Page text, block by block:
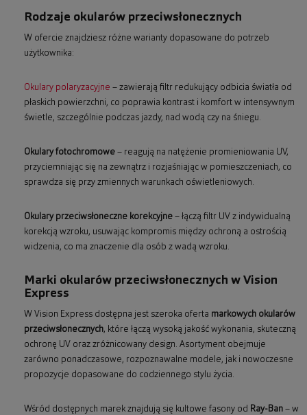
Rodzaje okularów przeciwsłonecznych
W ofercie znajdziesz różne warianty dopasowane do potrzeb
użytkownika:
Okulary polaryzacyjne – zawierają filtr redukujący odbicia światła od
płaskich powierzchni, co poprawia kontrast i komfort w intensywnym
świetle, szczególnie podczas jazdy, nad wodą czy na śniegu.
Okulary fotochromowe – reagują na natężenie promieniowania UV,
przyciemniając się na zewnątrz i rozjaśniając w pomieszczeniach, co
sprawdza się przy zmiennych warunkach oświetleniowych.
Okulary przeciwsłoneczne korekcyjne – łączą filtr UV z indywidualną
korekcją wzroku, usuwając kompromis między ochroną a ostrością
widzenia, co ma znaczenie dla osób z wadą wzroku.
Marki okularów przeciwsłonecznych w Vision
Express
W Vision Express dostępna jest szeroka oferta markowych okularów
przeciwsłonecznych, które łączą wysoką jakość wykonania, skuteczną
ochronę UV oraz zróżnicowany design. Asortyment obejmuje
zarówno ponadczasowe, rozpoznawalne modele, jak i nowoczesne
propozycje dopasowane do codziennego stylu życia.
Wśród dostępnych marek znajdują się kultowe fasony od Ray-Ban – w